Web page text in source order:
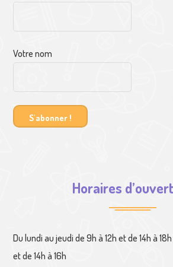
Votre nom
Horaires
Du lundi au jeudi de 9h à 12h et de 14h à
et de 14h à 16h